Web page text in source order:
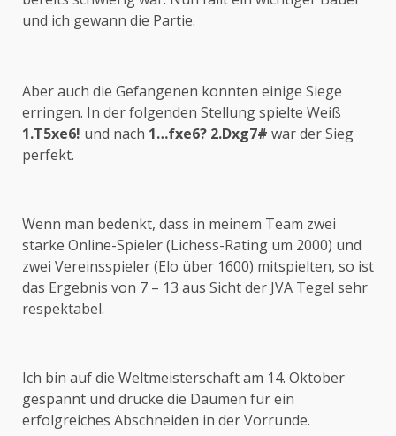
und ich gewann die Partie.
Aber auch die Gefangenen konnten einige Siege
erringen. In der folgenden Stellung spielte Weiß
1.T5xe6! und nach 1…fxe6? 2.Dxg7# war der Sieg
perfekt.
Wenn man bedenkt, dass in meinem Team zwei
starke Online-Spieler (Lichess-Rating um 2000) und
zwei Vereinsspieler (Elo über 1600) mitspielten, so ist
das Ergebnis von 7 – 13 aus Sicht der JVA Tegel sehr
respektabel.
Ich bin auf die Weltmeisterschaft am 14. Oktober
gespannt und drücke die Daumen für ein
erfolgreiches Abschneiden in der Vorrunde.